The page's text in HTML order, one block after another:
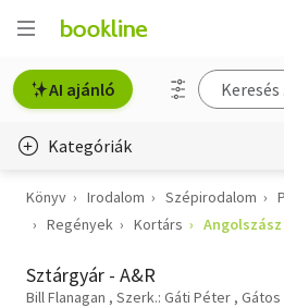
AI ajánló
Kategóriák
Életmód, egészség
Gyermek- és ifjúsági
Könyv Irodalom Szépirodalom
Regények
Kortárs Angolszász
Sztárgyár - A&R
Bill Flanagan Szerk.: Gáti Péter Gátos